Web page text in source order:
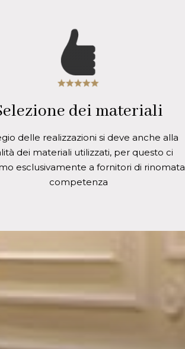
dei materiali
delle realizzazioni si deve anche alla
dei materiali utilizzati, per questo ci
esclusivamente a fornitori di rinomata
competenza